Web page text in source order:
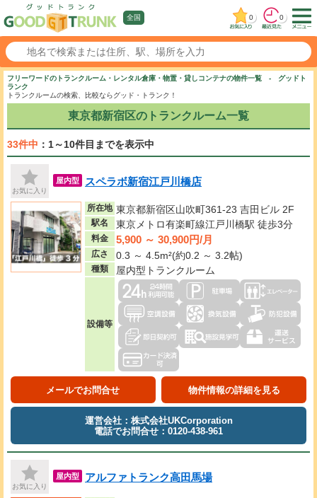
全国 0 0
フリーワードのトランクルーム・レンタル倉庫・物置・貸しコンテナの物件一覧 - グッドト
ランク
トランクルームの検索、比較ならグッド・トランク！
東京都新宿区のトランクルーム一覧
33件中 ：1～10件目までを表示中
お気に入り
屋内型 スペラボ新宿江戸川橋店
所在地 東京都新宿区山吹町361-23 吉田ビル 2F
駅名 東京メトロ有楽町線江戸川橋駅 徒歩3分
料金 5,900 ～ 30,900円/月
広さ 0.3 ～ 4.5m²(約0.2 ～ 3.2帖)
種類 屋内型トランクルーム
設備等
メールでお問合せ 物件情報の詳細を見る
運営会社：株式会社UKCorporation
電話でお問合せ：0120-438-961
お気に入り
屋内型 アルファトランク高田馬場